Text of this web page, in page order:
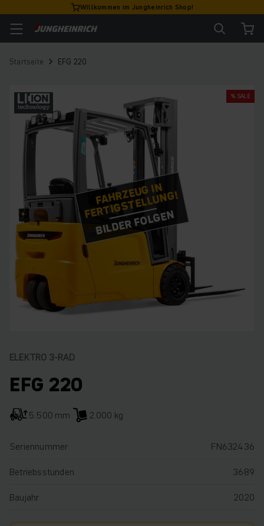
Willkommen im Jungheinrich Shop!
Startseite EFG 220
FAHRZEUG IN
FERTIGSTELLUNG!
BILDER FOLGEN
% SALE
ELEKTRO 3-RAD
EFG 220
5.500 mm 2.000 kg
Seriennummer
FN632436
Betriebsstunden
3689
Baujahr
2020